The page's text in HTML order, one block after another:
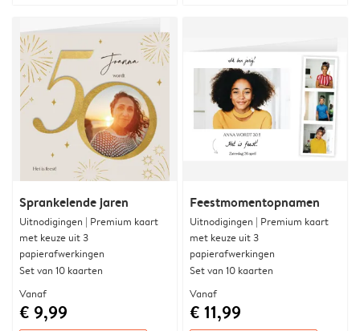
Sprankelende jaren
Uitnodigingen | Premium kaart
met keuze uit 3
papierafwerkingen
Set van 10 kaarten
Vanaf
€ 9,99
Feestmomentopnamen
Uitnodigingen | Premium kaart
met keuze uit 3
papierafwerkingen
Set van 10 kaarten
Vanaf
€ 11,99